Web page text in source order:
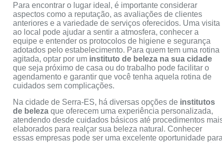
Para encontrar o lugar ideal, é importante considerar
aspectos como a reputação, as avaliações de clientes
anteriores e a variedade de serviços oferecidos. Uma visita
ao local pode ajudar a sentir a atmosfera, conhecer a
equipe e entender os protocolos de higiene e segurança
adotados pelo estabelecimento. Para quem tem uma rotina
agitada, optar por um instituto de beleza na sua cidade
que seja próximo de casa ou do trabalho pode facilitar o
agendamento e garantir que você tenha aquela rotina de
cuidados sem complicações.
Na cidade de Serra-ES, há diversas opções de institutos
de beleza que oferecem uma experiência personalizada,
atendendo desde cuidados básicos até procedimentos
elaborados para realçar sua beleza natural. Conhecer
essas empresas pode ser uma excelente oportunidade